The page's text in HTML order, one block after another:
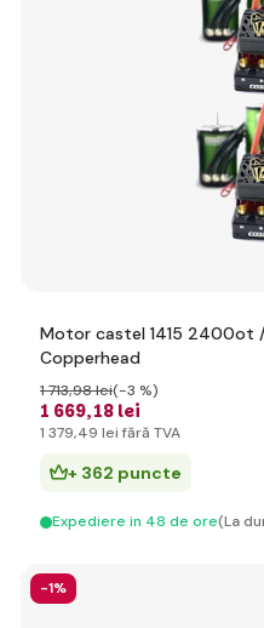
Motor castel 1415 2400ot
Copperhead
1 669,18 lei
1 713,98 lei(-3 %)
1 379,49 lei fără TVA
+ 362 puncte
Expediere in 48 de ore(La
-1%